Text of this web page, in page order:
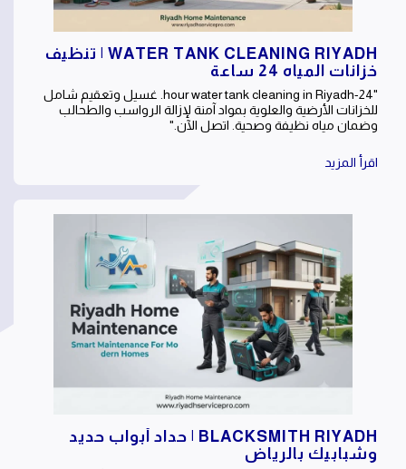
WATER TANK CLEANING RIYADH | تنظيف
خزانات المياه 24 ساعة
"24-hour water tank cleaning in Riyadh. غسيل وتعقيم شامل
للخزانات الأرضية والعلوية بمواد آمنة لإزالة الرواسب والطحالب
وضمان مياه نظيفة وصحية. اتصل الآن."
اقرأ المزيد
BLACKSMITH RIYADH | حداد أبواب حديد
وشبابيك بالرياض